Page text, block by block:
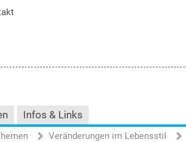
Infos & Links
Veränderungen im Lebensstil